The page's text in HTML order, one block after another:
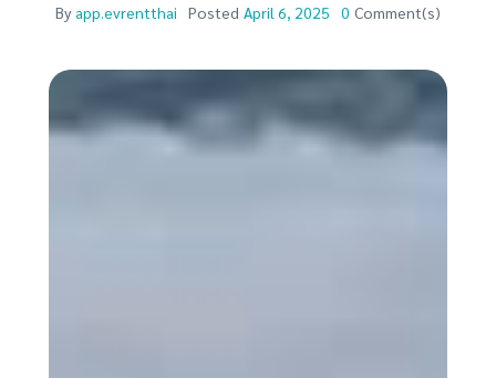
By app.evrentthai Posted April 6, 2025 0 Comment(s)